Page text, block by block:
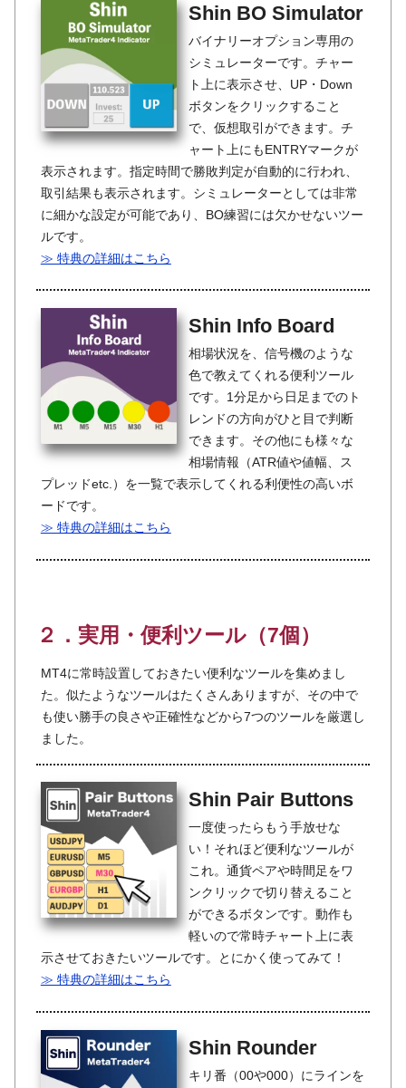
Shin BO Simulator
バイナリーオプション専用の
シミュレーターです。チャー
ト上に表示させ、UP・Down
ボタンをクリックすること
で、仮想取引ができます。チ
ャート上にもENTRYマークが
表示されます。指定時間で勝敗判定が自動的に行われ、
取引結果も表示されます。シミュレーターとしては非常
に細かな設定が可能であり、BO練習には欠かせないツー
ルです。
≫ 特典の詳細はこちら
Shin Info Board
相場状況を、信号機のような
色で教えてくれる便利ツール
です。1分足から日足までのト
レンドの方向がひと目で判断
できます。その他にも様々な
相場情報（ATR値や値幅、ス
プレッドetc.）を一覧で表示してくれる利便性の高いボ
ードです。
≫ 特典の詳細はこちら
２．実用・便利ツール（7個）
MT4に常時設置しておきたい便利なツールを集めまし
た。似たようなツールはたくさんありますが、その中で
も使い勝手の良さや正確性などから7つのツールを厳選し
ました。
Shin Pair Buttons
一度使ったらもう手放せな
い！それほど便利なツールが
これ。通貨ペアや時間足をワ
ンクリックで切り替えること
ができるボタンです。動作も
軽いので常時チャート上に表
示させておきたいツールです。とにかく使ってみて！
≫ 特典の詳細はこちら
Shin Rounder
キリ番（00や000）にラインを